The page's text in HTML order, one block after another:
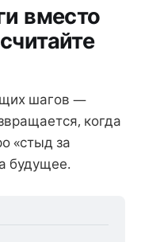
вместо
шагов —
когда
«стыд за
будущее.